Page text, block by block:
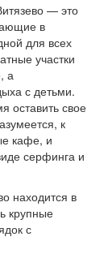
— это
в
для всех
участки
а
с детьми.
оставить свое
к
кафе, и
серфинга и
находится в
крупные
с